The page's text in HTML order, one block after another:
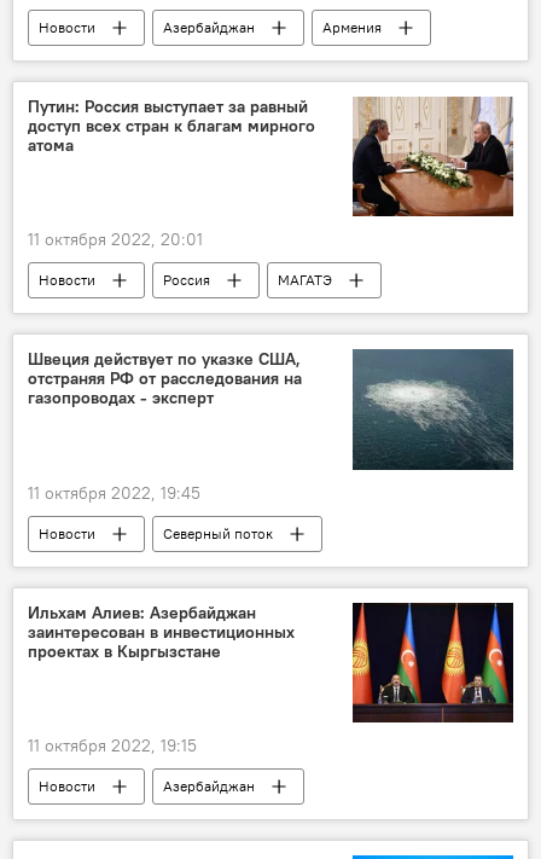
Новости Азербайджан
Армения
Россия
Трехсторонняя встреча глав МИД
Путин: Россия выступает за равный
доступ всех стран к благам мирного
атома
11 октября 2022, 20:01
Новости Россия
МАГАТЭ
Владимир Путин
атомная энергия
Швеция действует по указке США,
отстраняя РФ от расследования на
газопроводах - эксперт
11 октября 2022, 19:45
Новости
Северный поток
диверсия
Швеция
США
НАТО
Ильхам Алиев: Азербайджан
заинтересован в инвестиционных
проектах в Кыргызстане
11 октября 2022, 19:15
Новости
Азербайджан
Кыргызстан
Ильхам Алиев